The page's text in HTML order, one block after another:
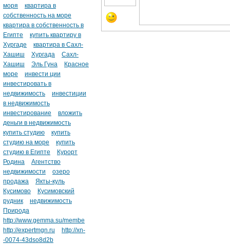
моря
квартира в
собственность на море
квартира в собственность в
Египте
купить квартиру в
Хургаде
квартира в Сахл-
Хашиш
Хургада
Сахл-
Хашиш
Эль Гуна
Красное
море
инвести ции
инвестировать в
недвижимость
инвестиции
в недвижимость
инвестирование
вложить
деньги в недвижимость
купить студию
купить
студию на море
купить
студию в Египте
Курорт
Родина
Агентство
недвижимости
озеро
продажа
Якты-куль
Кусимово
Кусимовский
рудник
недвижимость
Природа
http://www.gemma.su/membe
http://expertmgn.ru
http://xn-
-0074-43dso8d2b